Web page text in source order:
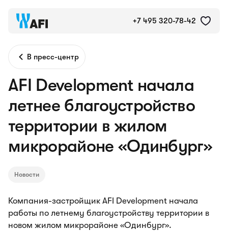
+7 495 320-78-42
В пресс-центр
AFI Development начала
летнее благоустройство
территории в жилом
микрорайоне «Одинбург»
Новости
Компания-застройщик AFI Development начала
работы по летнему благоустройству территории в
новом жилом микрорайоне «Одинбург».